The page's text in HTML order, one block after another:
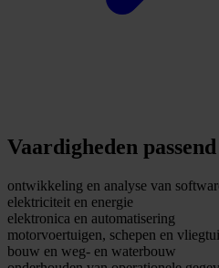
Vaardigheden
ontwikkeling en analyse van
elektriciteit en energie
elektronica en automatisering
motorvoertuigen, schepen en
bouw en weg- en waterbouw